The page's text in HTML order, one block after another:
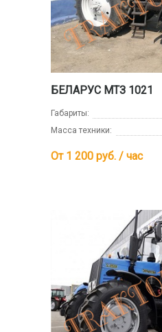
БЕЛАРУС МТЗ 1021
Габариты:
Масса техники:
От 1 200 руб. / час